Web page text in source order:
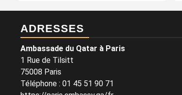
ADRESSES
Ambassade du Qatar à Paris
1 Rue de Tilsitt
75008 Paris
Téléphone : 01 45 51 90 71